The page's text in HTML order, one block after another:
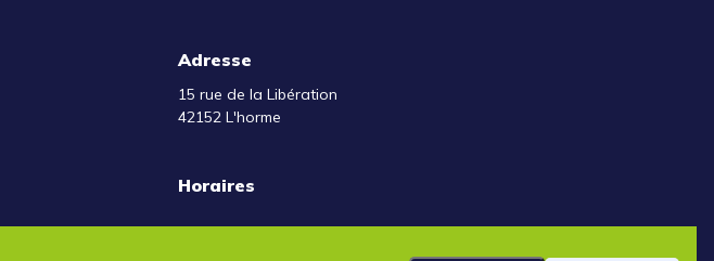
Adresse
15 rue de la Libération
42152 L'horme
Horaires